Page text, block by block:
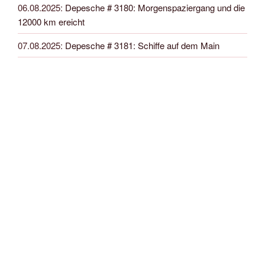
06.08.2025: Depesche # 3180: Morgenspaziergang und die
12000 km ereicht
07.08.2025: Depesche # 3181: Schiffe auf dem Main